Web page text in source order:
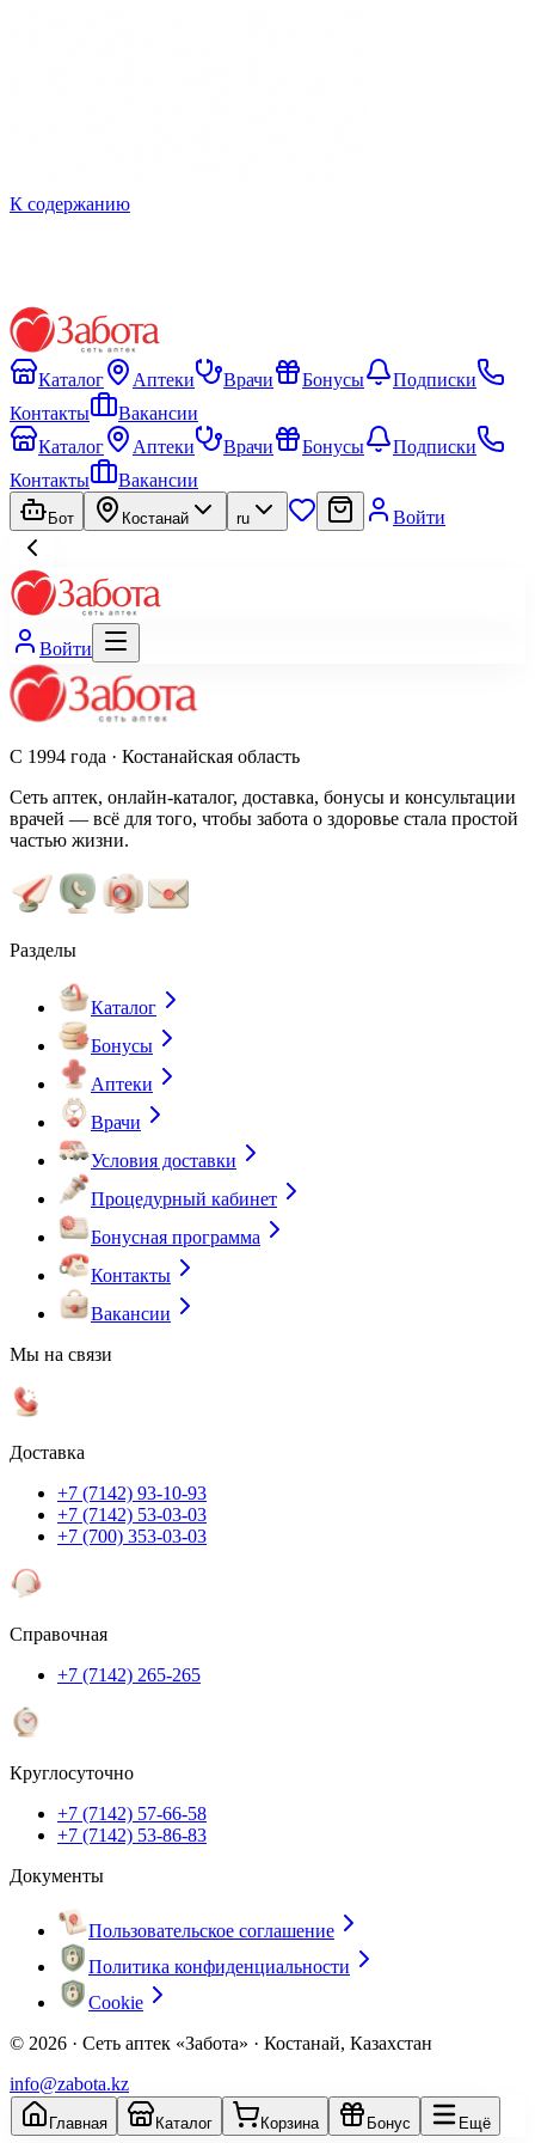
К содержанию
Каталог Аптеки Врачи Бонусы
Подписки
Контакты
Вакансии
Каталог
Аптеки Врачи Бонусы
Подписки
Контакты
Вакансии
Бот Костанай ru Войти
Войти
С 1994 года · Костанайская область
Сеть аптек, онлайн-каталог, доставка, бонусы и консультации
врачей — всё для того, чтобы забота о здоровье стала простой
частью жизни.
Разделы
Каталог
Бонусы
Аптеки
Врачи
Условия доставки
Процедурный кабинет
Бонусная программа
Контакты
Вакансии
Мы на связи
Доставка
+7 (7142) 93-10-93
+7 (7142) 53-03-03
+7 (700) 353-03-03
Справочная
+7 (7142) 265-265
Круглосуточно
+7 (7142) 57-66-58
+7 (7142) 53-86-83
Документы
Пользовательское соглашение
Политика конфиденциальности
Cookie
© 2026 · Сеть аптек «Забота» · Костанай, Казахстан
info@zabota.kz
Главная Каталог Корзина Бонус Ещё